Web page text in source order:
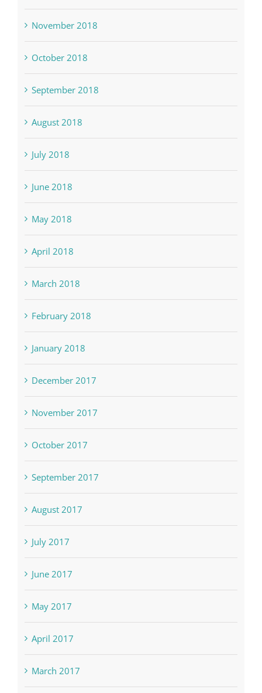
November 2018
October 2018
September 2018
August 2018
July 2018
June 2018
May 2018
April 2018
March 2018
February 2018
January 2018
December 2017
November 2017
October 2017
September 2017
August 2017
July 2017
June 2017
May 2017
April 2017
March 2017